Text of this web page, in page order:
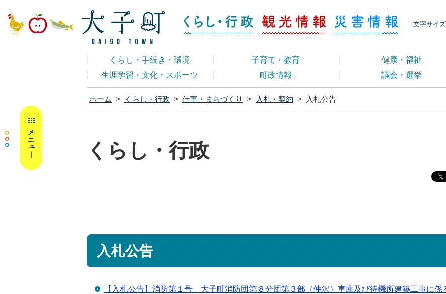
大子町ホームページ くらし・行政
文字サイズ
くらし・行政 観光情報 災害情報
くらし・手続き・環境 子育て・教育 健康・福祉
生涯学習・文化・スポーツ
町政情報 議会・選挙
ホーム > くらし・行政 > 仕事・まちづくり > 入札・契約 > 入札公告
くらし・行政
入札公告
【入札公告】消防第１号 大子町消防団第８分団第３部（仲沢）車庫及び待機所建築工事に係